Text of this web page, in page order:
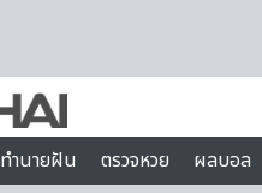
ทำนายฝัน ตรวจหวย ผลบอล